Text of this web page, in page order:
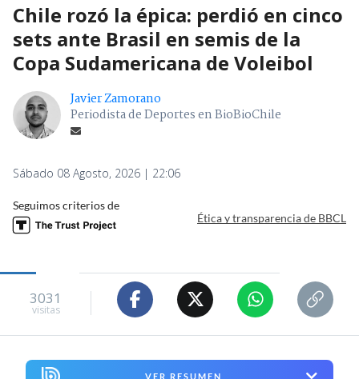
Chile rozó la épica: perdió en cinco
sets ante Brasil en semis de la
Copa Sudamericana de Voleibol
Javier Zamorano
Periodista de Deportes en BioBioChile
Sábado 08 Agosto, 2026 | 22:06
Seguimos criterios de
Ética y transparencia de BBCL
3031
visitas
VER RESUMEN